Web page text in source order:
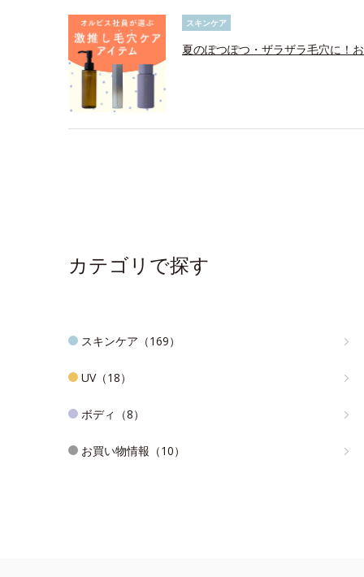
スキンケア
夏のぽつぽつ・ザラザラ毛穴に！
カテゴリで探す
スキンケア（169）
UV（18）
ボディ（8）
お買い物情報（10）